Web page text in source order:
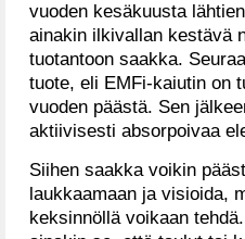
vuoden kesäkuusta
ainakin ilkivallan kestävä
tuotantoon saakka.
tuote, eli EMFi-kaiutin on
vuoden päästä. Sen
aktiivisesti absorpoivaa
Siihen saakka voikin
laukkaamaan ja visioida,
keksinnöllä voikaan